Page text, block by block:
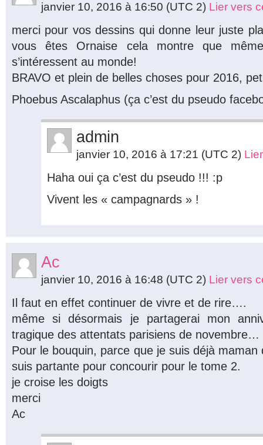
janvier 10, 2016 à 16:50 (UTC 2) Lier vers
merci pour vos dessins qui donne leur juste
vous êtes Ornaise cela montre que
s’intéressent au monde!
BRAVO et plein de belles choses pour 2016,
Phoebus Ascalaphus (ça c’est du pseudo
admin
janvier 10, 2016 à 17:21 (UTC 2)
Haha oui ça c’est du pseudo !!! :p
Vivent les « campagnards » !
Ac
janvier 10, 2016 à 16:48 (UTC 2) Lier vers
Il faut en effet continuer de vivre et de rire….
même si désormais je partagerai mon
tragique des attentats parisiens de novembre…
Pour le bouquin, parce que je suis déjà
suis partante pour concourir pour le tome 2.
je croise les doigts
merci
Ac